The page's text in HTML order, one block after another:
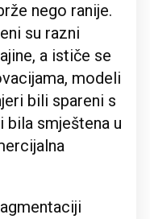
nego ranije.
su razni
a ističe se
modeli
bili spareni s
smještena u